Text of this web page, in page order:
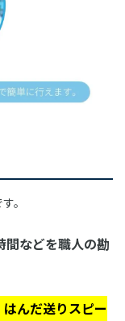
。
間などを職人の勘
んだ送りスピー